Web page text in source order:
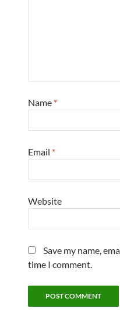
Name *
Email *
Website
Save my name,
time I comment.